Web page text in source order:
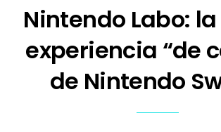
Nintendo Labo:
experiencia “de
de Nintendo